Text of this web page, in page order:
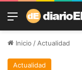
Menú
Inicio /Actualidad
Actualidad